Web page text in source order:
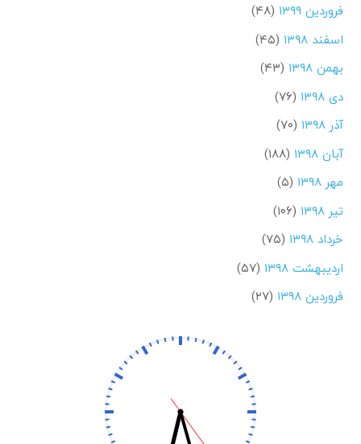
فروردین ۱۳۹۹
(۴۸)
اسفند ۱۳۹۸
(۴۵)
بهمن ۱۳۹۸
(۴۳)
دی ۱۳۹۸
(۷۶)
آذر ۱۳۹۸
(۷۰)
آبان ۱۳۹۸
(۱۸۸)
مهر ۱۳۹۸
(۵)
تیر ۱۳۹۸
(۱۰۶)
خرداد ۱۳۹۸
(۷۵)
اردیبهشت ۱۳۹۸
(۵۷)
فروردین ۱۳۹۸
(۲۷)